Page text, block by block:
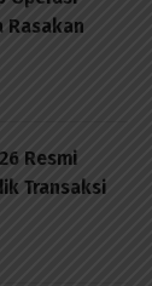
Rasakan
Resmi
Transaksi